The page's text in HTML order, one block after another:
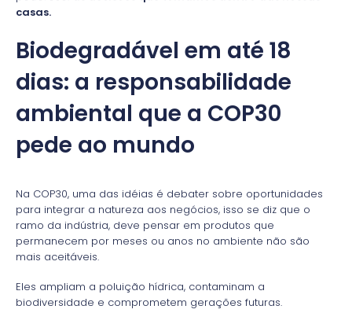
casas.
Biodegradável em até 18
dias: a responsabilidade
ambiental que a COP30
pede ao mundo
Na COP30, uma das idéias é debater sobre oportunidades
para integrar a natureza aos negócios, isso se diz que o
ramo da indústria, deve pensar em produtos que
permanecem por meses ou anos no ambiente não são
mais aceitáveis.
Eles ampliam a poluição hídrica, contaminam a
biodiversidade e comprometem gerações futuras.